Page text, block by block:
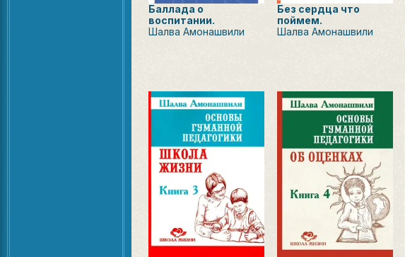
Баллада о
воспитании.
Шалва Амонашвили
Без сердца что
поймем.
Шалва Амонашвили